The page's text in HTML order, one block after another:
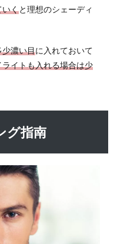
いくと理想のシェーディ
少濃い目に入れておいて
ライトも入れる場合は少
グ指南